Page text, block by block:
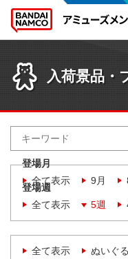
入荷景品・
登場月
全て表示
9月
登場週
全て表示
5週
全て表示 ぬいぐ